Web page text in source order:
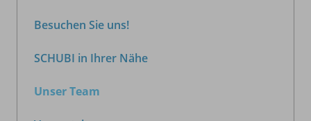
Besuchen Sie uns!
SCHUBI in Ihrer Nähe
Unser Team